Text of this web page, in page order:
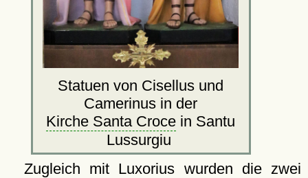
Statuen von Cisellus und
Camerinus in der
Kirche Santa Croce in Santu
Lussurgiu
Zugleich mit Luxorius wurden die zwei